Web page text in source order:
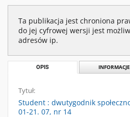
Ta publikacja jest chroniona
do jej cyfrowej wersji jest
adresów ip.
OPIS INFORMACJE
Tytuł:
Student : dwutygodnik
01-21. 07, nr 14